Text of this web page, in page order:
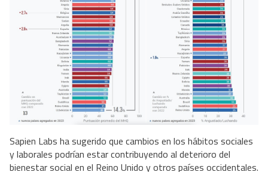
Sapien Labs ha sugerido que cambios en los hábitos sociales
y laborales podrían estar contribuyendo al deterioro del
bienestar social en el Reino Unido y otros países occidentales.